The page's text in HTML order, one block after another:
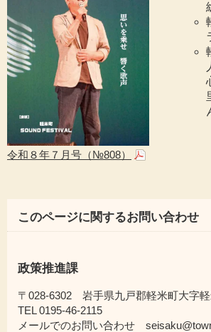
令和８年７月号（№808）
このページに関するお問い合わせ
政策推進課
〒028-6302 岩手県九戸郡軽米町大字
TEL 0195-46-2115
メールでのお問い合わせ